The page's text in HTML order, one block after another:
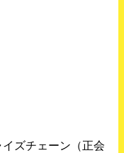
ズチェーン（正会